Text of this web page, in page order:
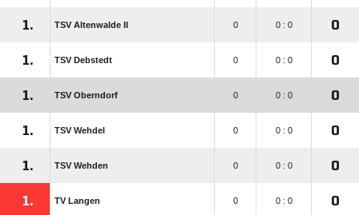
1. TSV Altenwalde II 0 0 : 0 0
1. TSV Debstedt 0 0 : 0 0
1. TSV Oberndorf 0 0 : 0 0
1. TSV Wehdel 0 0 : 0 0
1. TSV Wehden 0 0 : 0 0
1. TV Langen 0 0 : 0 0